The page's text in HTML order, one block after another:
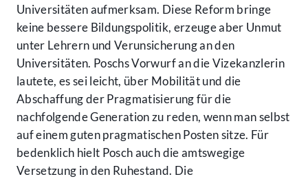
Universitäten aufmerksam. Diese Reform bringe
keine bessere Bildungspolitik, erzeuge aber Unmut
unter Lehrern und Verunsicherung an den
Universitäten. Poschs Vorwurf an die Vizekanzlerin
lautete, es sei leicht, über Mobilität und die
Abschaffung der Pragmatisierung für die
nachfolgende Generation zu reden, wenn man selbst
auf einem guten pragmatischen Posten sitze. Für
bedenklich hielt Posch auch die amtswegige
Versetzung in den Ruhestand. Die